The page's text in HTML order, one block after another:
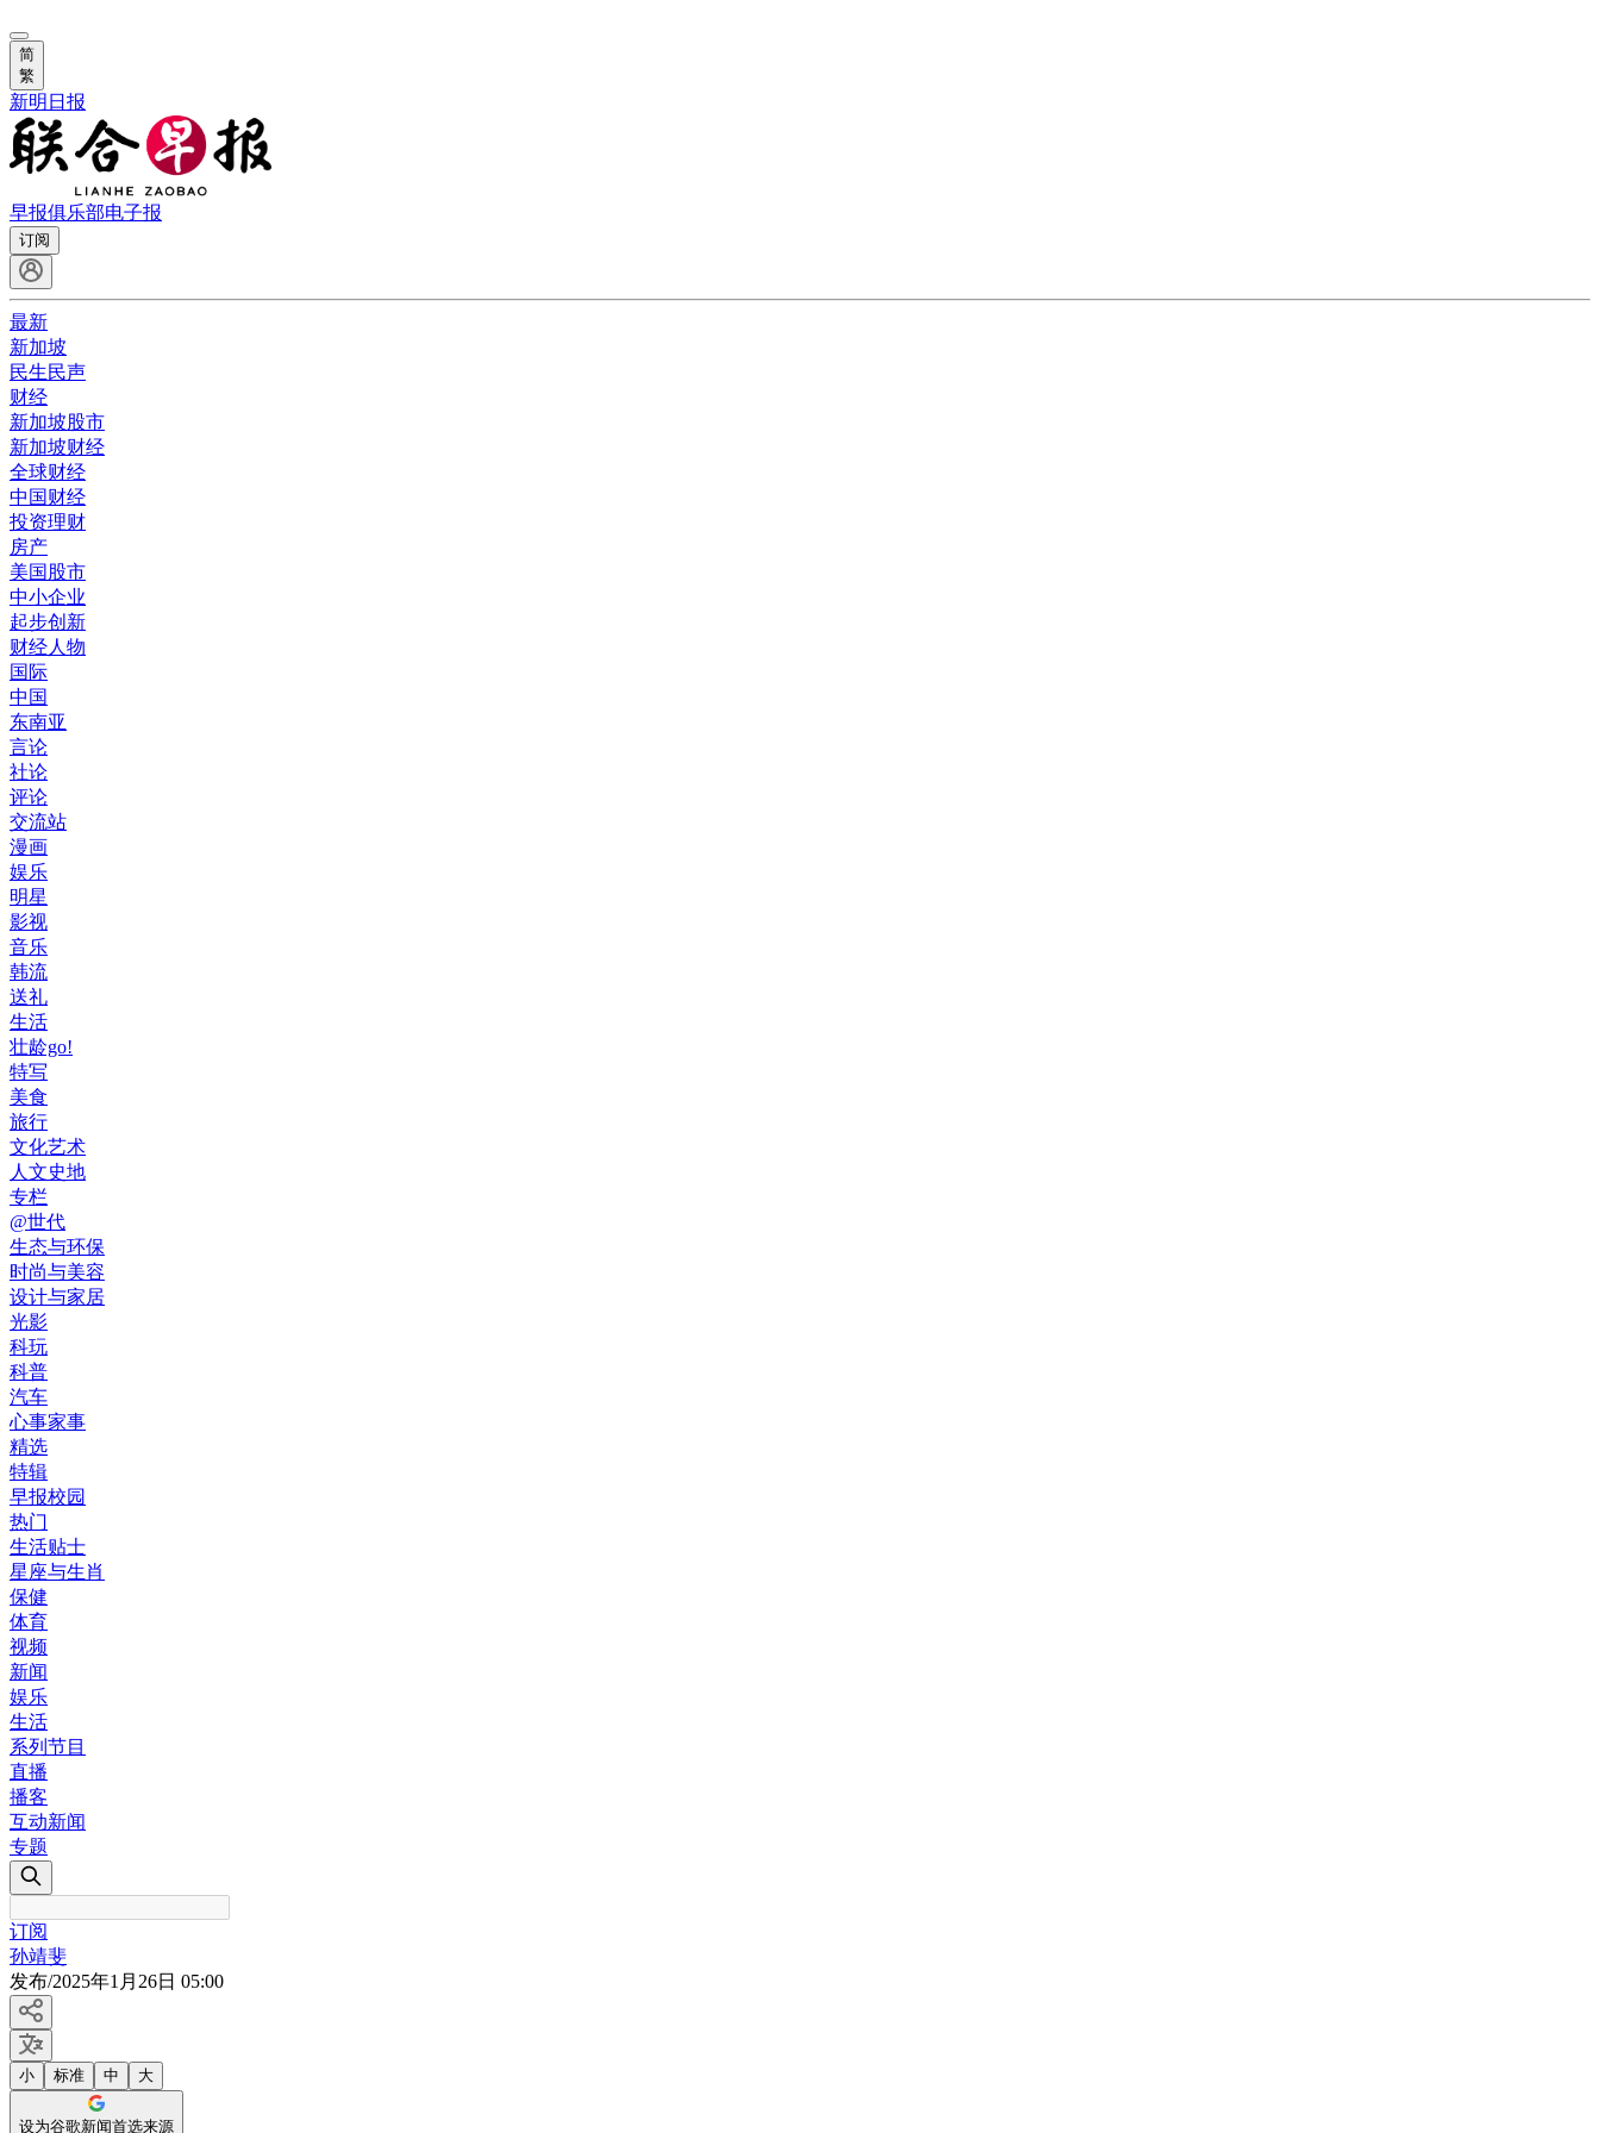
简
繁
新明日报
早报俱乐部电子报
订阅
最新
新加坡
民生民声
财经
新加坡股市
新加坡财经
全球财经
中国财经
投资理财
房产
美国股市
中小企业
起步创新
财经人物
国际
中国
东南亚
言论
社论
评论
交流站
漫画
娱乐
明星
影视
音乐
韩流
送礼
生活
壮龄go!
特写
美食
旅行
文化艺术
人文史地
专栏
@世代
生态与环保
时尚与美容
设计与家居
光影
科玩
科普
汽车
心事家事
精选
特辑
早报校园
热门
生活贴士
星座与生肖
保健
体育
视频
新闻
娱乐
生活
系列节目
直播
播客
互动新闻
专题
订阅
孙靖斐
发布/2025年1月26日 05:00
小 标准 中 大
设为谷歌新闻首选来源